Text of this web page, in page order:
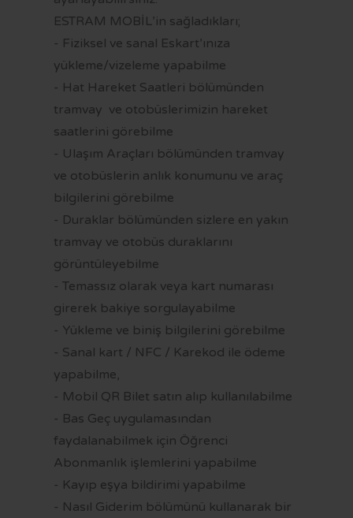
ESTRAM MOBİL’in sağladıkları;
- Fiziksel ve sanal Eskart’ınıza
yükleme/vizeleme yapabilme
- Hat Hareket Saatleri bölümünden
tramvay ve otobüslerimizin hareket
saatlerini görebilme
- Ulaşım Araçları bölümünden tramvay
ve otobüslerin anlık konumunu ve araç
bilgilerini görebilme
- Duraklar bölümünden sizlere en yakın
tramvay ve otobüs duraklarını
görüntüleyebilme
- Temassız olarak veya kart numarası
girerek bakiye sorgulayabilme
- Yükleme ve biniş bilgilerini görebilme
- Sanal kart / NFC / Karekod ile ödeme
yapabilme,
- Mobil QR Bilet satın alıp kullanılabilme
- Bas Geç uygulamasından
faydalanabilmek için Öğrenci
Abonmanlık işlemlerini yapabilme
- Kayıp eşya bildirimi yapabilme
- Nasıl Giderim bölümünü kullanarak bir